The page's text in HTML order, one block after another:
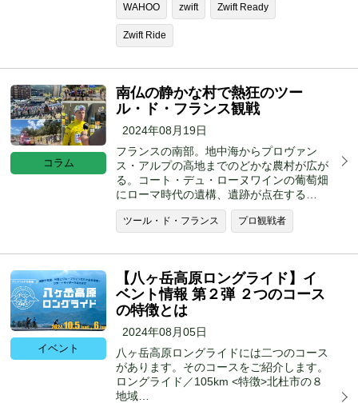
WAHOO zwift Zwift Ready
Zwift Ride
コラム
南仏の静かな村で熱狂のツー
ル・ド・フランス観戦
2024年08月19日
フランスの南部。地中海からプロヴァン
ス・アルプの高地までのどかな農村が広が
る。コート・デュ・ローヌワインの葡萄畑
にローマ時代の遺構、遺跡が点在する…
ツール・ド・フランス プロ観戦者
イベント
【八ヶ岳高原ロングライド】イ
ベント情報 第２弾 ２つのコース
の特徴とは
2024年08月05日
八ヶ岳高原ロングライドには二つのコース
があります。そのコースをご紹介します。
ロングライド／105km <特徴>北杜市の８
地域…